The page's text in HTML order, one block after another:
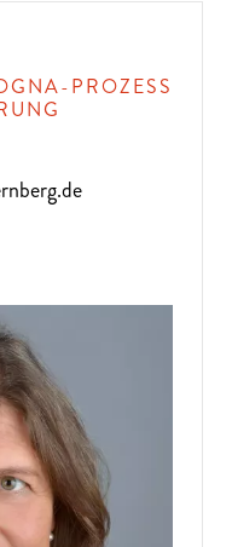
PROZESS